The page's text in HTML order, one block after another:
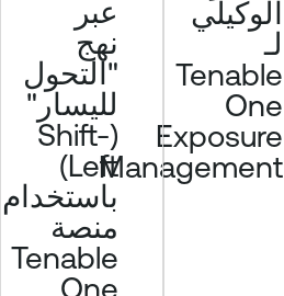
الوكيلي
لـ
Tenable
One
Exposure
Management
عبر
نهج
"التحول
لليسار"
(Shift-
Left)
باستخدام
منصة
Tenable
One